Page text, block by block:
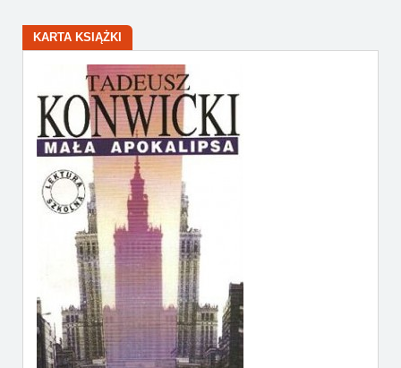
KARTA KSIĄŻKI